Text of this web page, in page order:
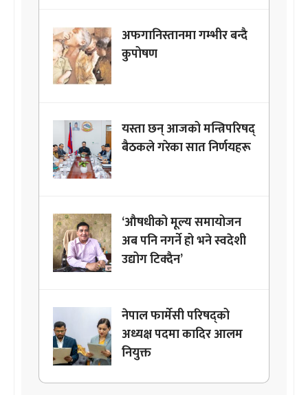
अफगानिस्तानमा गम्भीर बन्दै
कुपोषण
यस्ता छन् आजको मन्त्रिपरिषद्
बैठकले गरेका सात निर्णयहरू
‘औषधीको मूल्य समायोजन
अब पनि नगर्ने हो भने स्वदेशी
उद्योग टिक्दैन’
नेपाल फार्मेसी परिषद्को
अध्यक्ष पदमा कादिर आलम
नियुक्त